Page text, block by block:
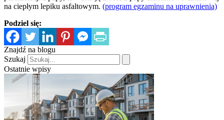
na ciepłym lepiku asfaltowym. (program egzaminu na uprawnienia)
Podziel się:
Znajdź na blogu
Szukaj
Ostatnie wpisy